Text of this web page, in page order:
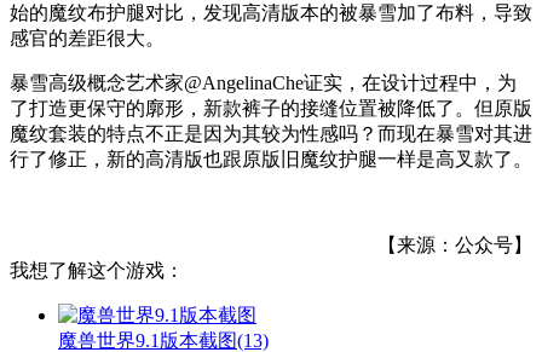
始的魔纹布护腿对比，发现高清版本的被暴雪加了布料，导致
感官的差距很大。
暴雪高级概念艺术家@AngelinaChe证实，在设计过程中，为
了打造更保守的廓形，新款裤子的接缝位置被降低了。但原版
魔纹套装的特点不正是因为其较为性感吗？而现在暴雪对其进
行了修正，新的高清版也跟原版旧魔纹护腿一样是高叉款了。
【来源：公众号】
我想了解这个游戏：
魔兽世界9.1版本截图(13)